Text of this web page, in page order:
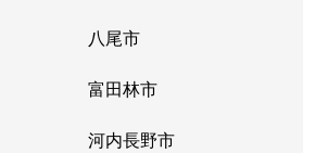
八尾市
富田林市
河内長野市